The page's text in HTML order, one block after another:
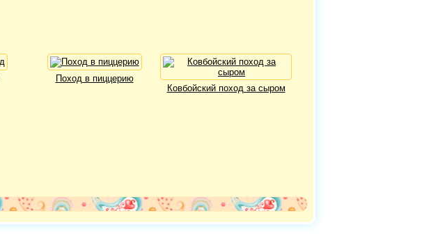
Поход в пиццерию
Ковбойский поход за сыром